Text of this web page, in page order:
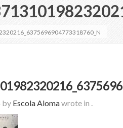
by Escola Alomawrote in .